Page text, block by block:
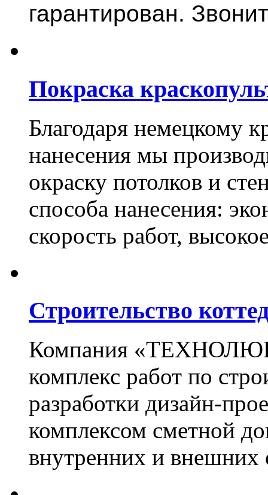
гарантирован.
Покраска
Благодаря немецкому
нанесения мы
окраску потолков и
способа нанесения:
скорость работ,
Строительство
Компания
комплекс работ по
разработки дизайн-
комплексом сметной
внутренних и внешних